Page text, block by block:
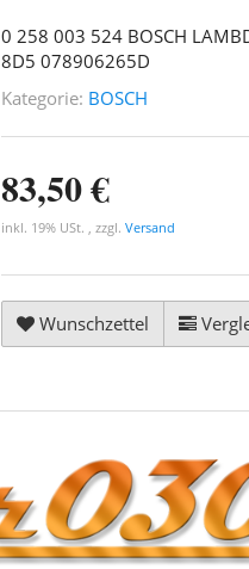
0 258 003 524 BOSCH
8D5 078906265D
Kategorie: BOSCH
83,50 €
inkl. 19% USt. , zzgl. Versand
Wunschzettel